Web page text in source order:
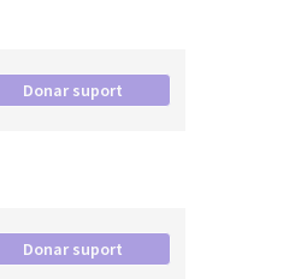
Donar suport
Donar suport